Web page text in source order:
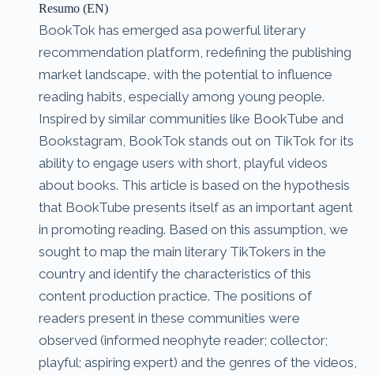
Resumo (EN)
BookTok has emerged asa powerful literary
recommendation platform, redefining the publishing
market landscape, with the potential to influence
reading habits, especially among young people.
Inspired by similar communities like BookTube and
Bookstagram, BookTok stands out on TikTok for its
ability to engage users with short, playful videos
about books. This article is based on the hypothesis
that BookTube presents itself as an important agent
in promoting reading. Based on this assumption, we
sought to map the main literary TikTokers in the
country and identify the characteristics of this
content production practice. The positions of
readers present in these communities were
observed (informed neophyte reader; collector;
playful; aspiring expert) and the genres of the videos,